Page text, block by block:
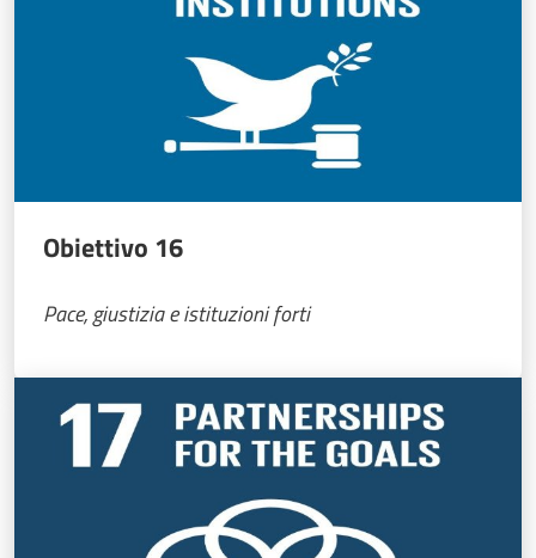
Obiettivo 16
Pace, giustizia e istituzioni forti